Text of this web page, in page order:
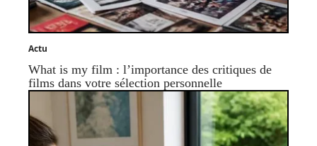
Actu
What is my film : l’importance des critiques de
films dans votre sélection personnelle